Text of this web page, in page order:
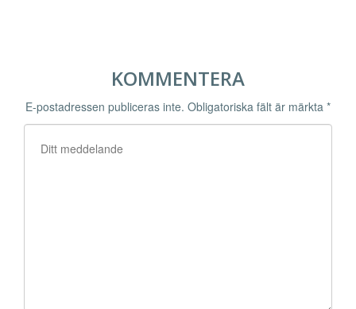
KOMMENTERA
E-postadressen publiceras inte. Obligatoriska fält är märkta *